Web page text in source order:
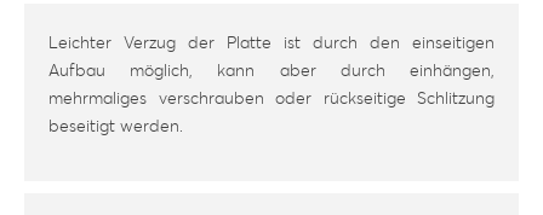
Leichter Verzug der Platte ist durch den einseitigen
Aufbau möglich, kann aber durch einhängen,
mehrmaliges verschrauben oder rückseitige Schlitzung
beseitigt werden.